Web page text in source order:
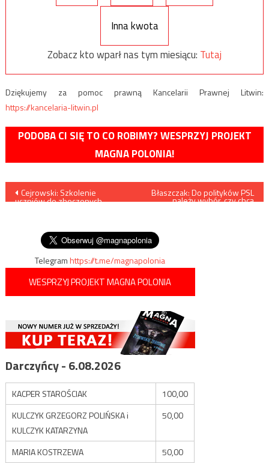
Inna kwota
Zobacz kto wparł nas tym miesiącu: Tutaj
Dziękujemy za pomoc prawną Kancelarii Prawnej Litwin:
https://kancelaria-litwin.pl
PODOBA CI SIĘ TO CO ROBIMY? WESPRZYJ PROJEKT
MAGNA POLONIA!
Nawigacja
Cejrowski: Szkolenie
uczniów do zboczonych
Błaszczak: Do polityków PSL
należy wybór, czy chcą
Telegramhttps://t.me/magnapolonia
WESPRZYJ PROJEKT MAGNA POLONIA
Darczyńcy - 6.08.2026
KACPER STAROŚCIAK
100,00
KULCZYK GRZEGORZ POLIŃSKA i
KULCZYK KATARZYNA
50,00
MARIA KOSTRZEWA 50,00